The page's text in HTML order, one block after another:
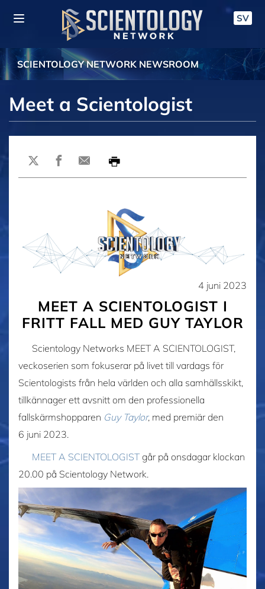
SV
SCIENTOLOGY NETWORK NEWSROOM
Meet a Scientologist
4 juni 2023
MEET A SCIENTOLOGIST I
FRITT FALL MED GUY TAYLOR
Scientology Networks MEET A SCIENTOLOGIST,
veckoserien som fokuserar på livet till vardags för
Scientologists från hela världen och alla samhällsskikt,
tillkännager ett avsnitt om den professionella
fallskärmshopparen Guy Taylor, med premiär den
6 juni 2023.
MEET A SCIENTOLOGIST går på onsdagar klockan
20.00 på Scientology Network.